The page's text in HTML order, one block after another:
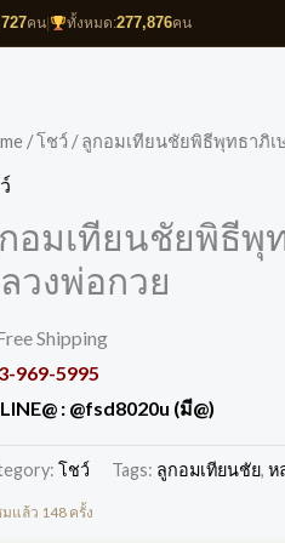
คน ทั้งหมด:277,876คน
/โชว์ / ลูกอมเทียนชัยพิธีพุทธาภิเ
อมเทียนชัยพิธีพุ
วงพ่อกวย
Shipping
969-5995
: @fsd8020u (มี@)
โชว์ Tags: ลูกอมเทียนชัย,ห
แล้ว 148 ครั้ง